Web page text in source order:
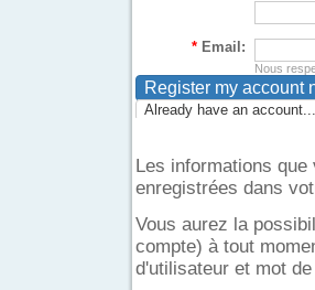
* Email:
Nous
Already have an
Les informations
enregistrées dans
Vous aurez la
compte) à tout
d'utilisateur et mot